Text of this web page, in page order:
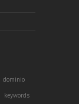
dominio
keywords